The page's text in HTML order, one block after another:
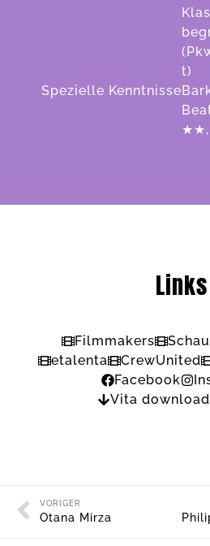
t)
Spezielle Kenntnisse
★★,
Links
Filmmakers
etalenta
CrewUnited
Facebook
Vita
VORIGER
Otana Mirza